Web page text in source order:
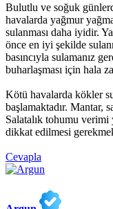
Bulutlu ve soğuk
havalarda yağmur
sulanması daha iyidir.
önce en iyi şekilde
basıncıyla sulamanız
buharlaşması için hala
Kötü havalarda kökler
başlamaktadır. Mantar,
Salatalık tohumu verimi
dikkat edilmesi
Cevapla